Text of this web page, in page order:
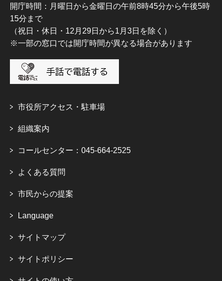
開庁時間：月曜日から金曜日の午前8時45分から午後5時
15分まで
（祝日・休日・12月29日から1月3日を除く）
※一部の窓口では開庁時間が異なる場合があります
市役所アクセス・駐車場
組織案内
コールセンター：045-664-2525
よくある質問
市民からの提案
Language
サイトマップ
サイトポリシー